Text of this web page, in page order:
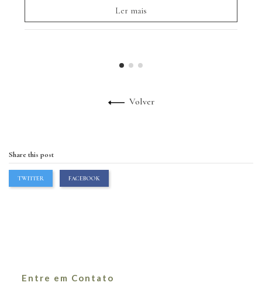
Ler mais
Volver
Share this post
TWITTER FACEBOOK
Entre em Contato